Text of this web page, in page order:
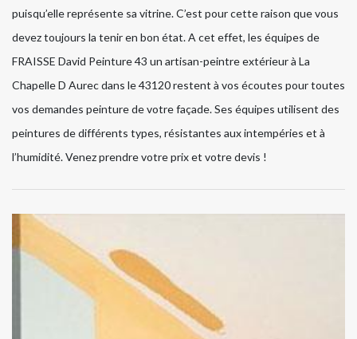
puisqu’elle représente sa vitrine. C’est pour cette raison que vous
devez toujours la tenir en bon état. A cet effet, les équipes de
FRAISSE David Peinture 43 un artisan-peintre extérieur à La
Chapelle D Aurec dans le 43120 restent à vos écoutes pour toutes
vos demandes peinture de votre façade. Ses équipes utilisent des
peintures de différents types, résistantes aux intempéries et à
l’humidité. Venez prendre votre prix et votre devis !